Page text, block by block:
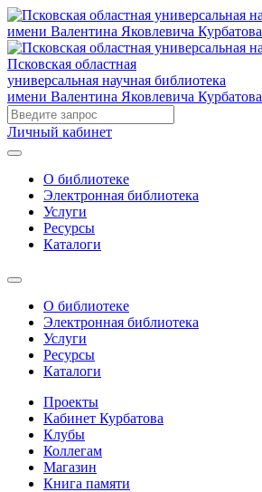
Псковская областная
универсальная научная библиотека
имени Валентина Яковлевича Курбатова
Личный кабинет
О библиотеке
Электронная библиотека
Услуги
Ресурсы
Каталоги
О библиотеке
Электронная библиотека
Услуги
Ресурсы
Каталоги
Проекты
Кабинет Курбатова
Клубы
Коллегам
Магазин
Книга памяти